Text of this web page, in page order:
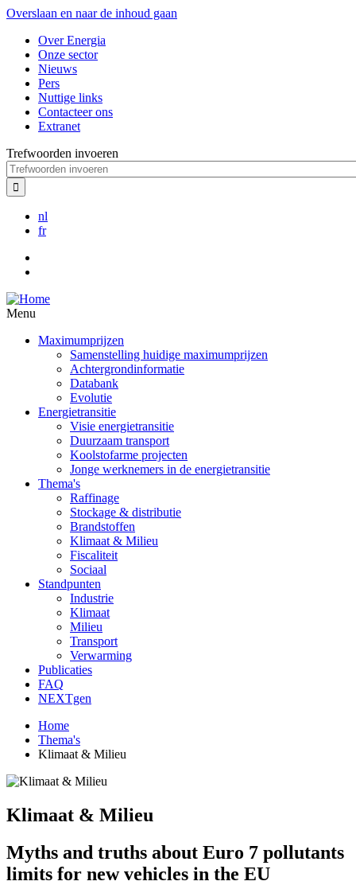
Overslaan en naar de inhoud gaan
Over Energia
Onze sector
Nieuws
Pers
Nuttige links
Contacteer ons
Extranet
Trefwoorden invoeren
nl
fr
Menu
Maximumprijzen
Samenstelling huidige maximumprijzen
Achtergrondinformatie
Databank
Evolutie
Energietransitie
Visie energietransitie
Duurzaam transport
Koolstofarme projecten
Jonge werknemers in de energietransitie
Thema's
Raffinage
Stockage & distributie
Brandstoffen
Klimaat & Milieu
Fiscaliteit
Sociaal
Standpunten
Industrie
Klimaat
Milieu
Transport
Verwarming
Publicaties
FAQ
NEXTgen
Home
Thema's
Klimaat & Milieu
Klimaat & Milieu
Myths and truths about Euro 7 pollutants
limits for new vehicles in the EU